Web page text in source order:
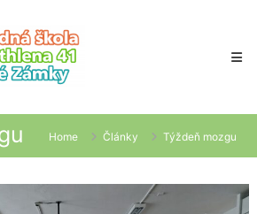
Home Články Týždeň mozgu